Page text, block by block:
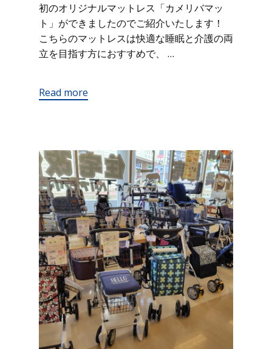
初のオリジナルマットレス「カメリバマッ
ト」ができましたのでご紹介いたします！
こちらのマットレスは快適な睡眠と介護の両
立を目指す方におすすめで、 …
Read more